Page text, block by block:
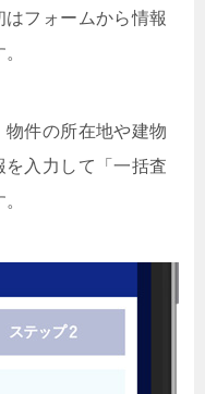
フォームから情報
件の所在地や建物
入力して「一括査